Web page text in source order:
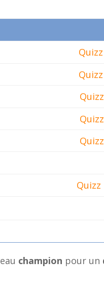
champion pour un